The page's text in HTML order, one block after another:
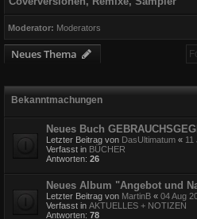
Moderator: Moderators
Neues Thema
Bekanntmachungen
Neues Buch
Letzter Beitrag von DasUltimatum « 11
Verfasst in BÜCHER
Antworten: 26
Neues Album "Angebot und
Letzter Beitrag von MartinB « 04 Aug
Verfasst in AKTUELLES + NOTIZEN
Antworten: 78